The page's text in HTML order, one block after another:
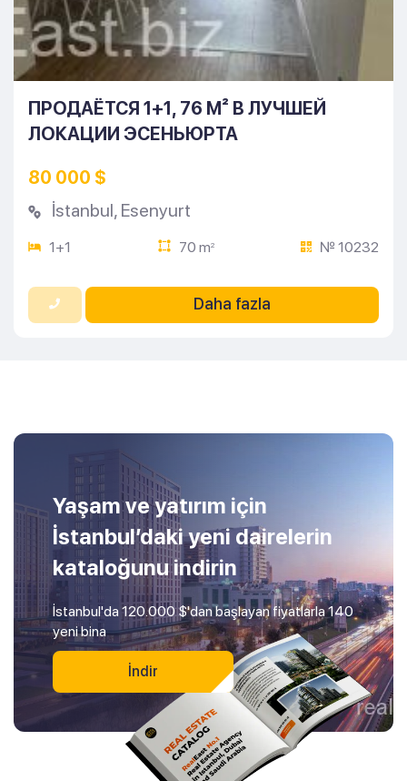
ПРОДАЁТСЯ 1+1, 76 М² В ЛУЧШЕЙ
ЛОКАЦИИ ЭСЕНЬЮРТА
80 000 $
İstanbul, Esenyurt
1+1 70 m2 № 10232
Daha fazla
Yaşam ve yatırım için
İstanbul’daki yeni dairelerin
kataloğunu indirin
İstanbul'da 120.000 $'dan başlayan fiyatlarla 140
yeni bina
İndir